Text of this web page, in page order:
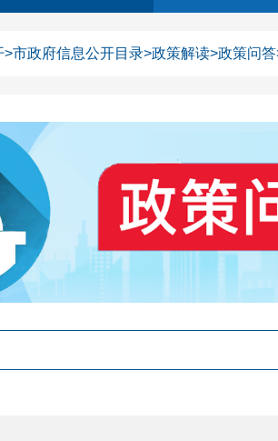
>市政府信息公开目录>政策解读>政策问答